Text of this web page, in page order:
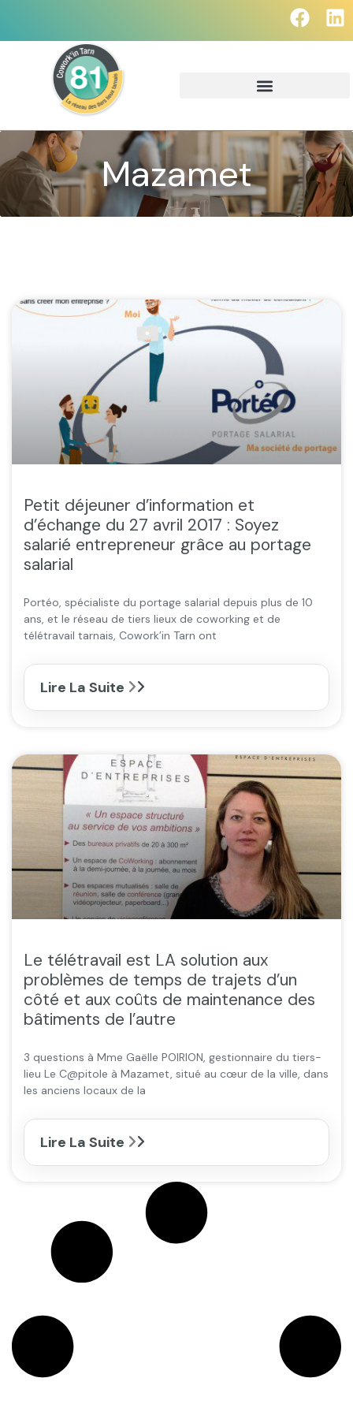
Mazamet
Petit déjeuner d’information et
d’échange du 27 avril 2017 : Soyez
salarié entrepreneur grâce au portage
salarial
Portéo, spécialiste du portage salarial depuis plus de 10
ans, et le réseau de tiers lieux de coworking et de
télétravail tarnais, Cowork’in Tarn ont
Lire La Suite
Le télétravail est LA solution aux
problèmes de temps de trajets d’un
côté et aux coûts de maintenance des
bâtiments de l’autre
3 questions à Mme Gaëlle POIRION, gestionnaire du tiers-
lieu Le C@pitole à Mazamet, situé au cœur de la ville, dans
les anciens locaux de la
Lire La Suite